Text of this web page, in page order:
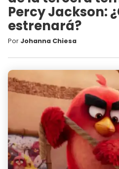
Percy Jackson:
estrenará?
Por Johanna Chiesa